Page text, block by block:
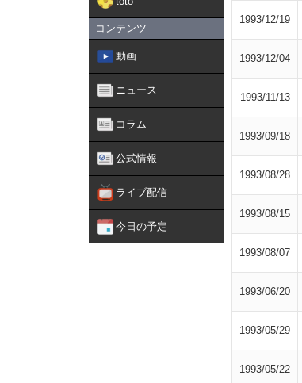
コンテンツ
動画
ニュース
コラム
公式情報
ライブ配信
今日の予定
1993/12/19
1993/12/04
1993/11/13
1993/09/18
1993/08/28
1993/08/15
1993/08/07
1993/06/20
1993/05/29
1993/05/22